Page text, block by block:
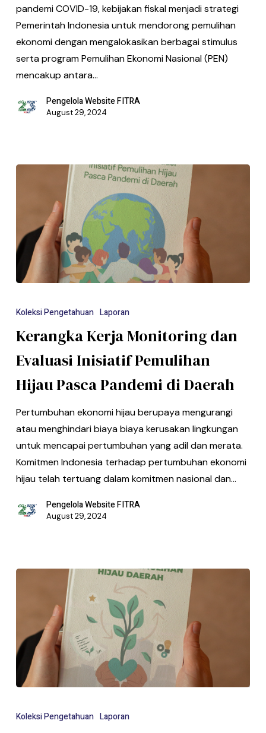
pandemi COVID-19, kebijakan fiskal menjadi strategi
Pemerintah Indonesia untuk mendorong pemulihan
ekonomi dengan mengalokasikan berbagai stimulus
serta program Pemulihan Ekonomi Nasional (PEN)
mencakup antara…
Pengelola Website FITRA
August 29, 2024
Koleksi Pengetahuan Laporan
Kerangka Kerja Monitoring dan
Evaluasi Inisiatif Pemulihan
Hijau Pasca Pandemi di Daerah
Pertumbuhan ekonomi hijau berupaya mengurangi
atau menghindari biaya biaya kerusakan lingkungan
untuk mencapai pertumbuhan yang adil dan merata.
Komitmen Indonesia terhadap pertumbuhan ekonomi
hijau telah tertuang dalam komitmen nasional dan…
Pengelola Website FITRA
August 29, 2024
Koleksi Pengetahuan Laporan